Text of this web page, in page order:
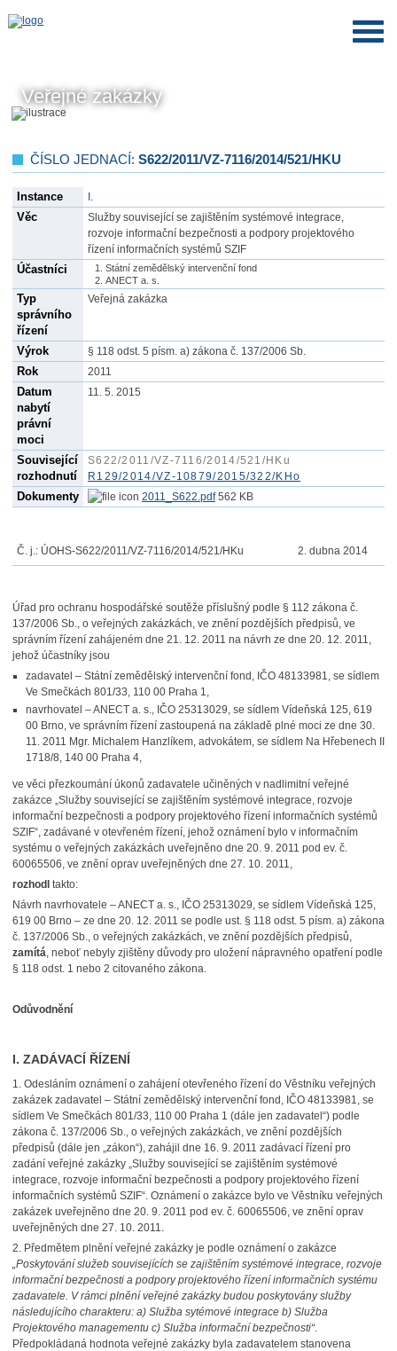
Veřejné zakázky
ČÍSLO JEDNACÍ: S622/2011/VZ-7116/2014/521/HKU
Instance I.
Věc
Služby související se zajištěním systémové integrace,
rozvoje informační bezpečnosti a podpory projektového
řízení informačních systémů SZIF
Účastníci
Státní zemědělský intervenční fond
ANECT a. s.
Typ
správního
řízení
Veřejná zakázka
Výrok § 118 odst. 5 písm. a) zákona č. 137/2006 Sb.
Rok 2011
Datum
nabytí
právní
moci
11. 5. 2015
Související
rozhodnutí
S622/2011/VZ-7116/2014/521/HKu
R129/2014/VZ-10879/2015/322/KHo
Dokumenty 2011_S622.pdf562 KB
Č. j.:ÚOHS-S622/2011/VZ-7116/2014/521/HKu 2. dubna 2014
Úřad pro ochranu hospodářské soutěže příslušný podle § 112 zákona č.
137/2006 Sb., o veřejných zakázkách, ve znění pozdějších předpisů, ve
správním řízení zahájeném dne 21. 12. 2011 na návrh ze dne 20. 12. 2011,
jehož účastníky jsou
zadavatel – Státní zemědělský intervenční fond, IČO 48133981, se sídlem
Ve Smečkách 801/33, 110 00 Praha 1,
navrhovatel – ANECT a. s., IČO 25313029, se sídlem Vídeňská 125, 619
00 Brno, ve správním řízení zastoupená na základě plné moci ze dne 30.
11. 2011 Mgr. Michalem Hanzlíkem, advokátem, se sídlem Na Hřebenech II
1718/8, 140 00 Praha 4,
ve věci přezkoumání úkonů zadavatele učiněných v nadlimitní veřejné
zakázce „Služby související se zajištěním systémové integrace, rozvoje
informační bezpečnosti a podpory projektového řízení informačních systémů
SZIF“, zadávané v otevřeném řízení, jehož oznámení bylo v informačním
systému o veřejných zakázkách uveřejněno dne 20. 9. 2011 pod ev. č.
60065506, ve znění oprav uveřejněných dne 27. 10. 2011,
rozhodl takto:
Návrh navrhovatele – ANECT a. s., IČO 25313029, se sídlem Vídeňská 125,
619 00 Brno – ze dne 20. 12. 2011 se podle ust. § 118 odst. 5 písm. a) zákona
č. 137/2006 Sb., o veřejných zakázkách, ve znění pozdějších předpisů,
zamítá, neboť nebyly zjištěny důvody pro uložení nápravného opatření podle
§ 118 odst. 1 nebo 2 citovaného zákona.
Odůvodnění
I. ZADÁVACÍ ŘÍZENÍ
1. Odesláním oznámení o zahájení otevřeného řízení do Věstníku veřejných
zakázek zadavatel – Státní zemědělský intervenční fond, IČO 48133981, se
sídlem Ve Smečkách 801/33, 110 00 Praha 1 (dále jen zadavatel“) podle
zákona č. 137/2006 Sb., o veřejných zakázkách, ve znění pozdějších
předpisů (dále jen „zákon“), zahájil dne 16. 9. 2011 zadávací řízení pro
zadání veřejné zakázky „Služby související se zajištěním systémové
integrace, rozvoje informační bezpečnosti a podpory projektového řízení
informačních systémů SZIF“. Oznámení o zakázce bylo ve Věstníku veřejných
zakázek uveřejněno dne 20. 9. 2011 pod ev. č. 60065506, ve znění oprav
uveřejněných dne 27. 10. 2011.
2. Předmětem plnění veřejné zakázky je podle oznámení o zakázce
„Poskytování služeb souvisejících se zajištěním systémové integrace, rozvoje
informační bezpečnosti a podpory projektového řízení informačních systému
zadavatele. V rámci plnění veřejné zakázky budou poskytovány služby
následujícího charakteru: a) Služba sytémové integrace b) Služba
Projektového managementu c) Služba informační bezpečnosti“.
Předpokládaná hodnota veřejné zakázky byla zadavatelem stanovena